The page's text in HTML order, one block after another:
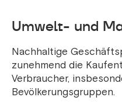
Umwelt- und
Nachhaltige
zunehmend die
Verbraucher,
Bevölkerungsgruppen.